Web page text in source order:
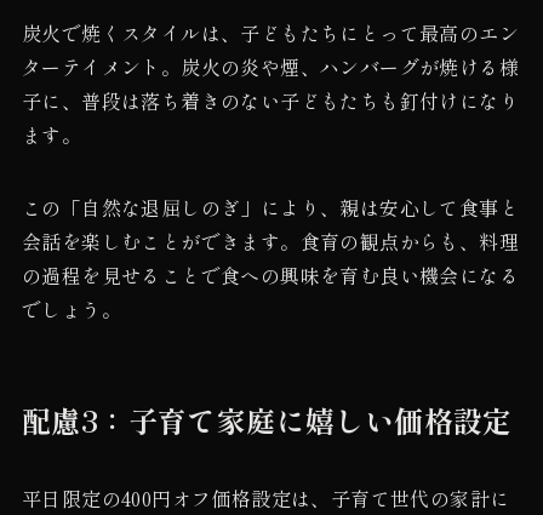
炭火で焼くスタイルは、子どもたちにとって最高のエン
ターテイメント。炭火の炎や煙、ハンバーグが焼ける様
子に、普段は落ち着きのない子どもたちも釘付けになり
ます。
この「自然な退屈しのぎ」により、親は安心して食事と
会話を楽しむことができます。食育の観点からも、料理
の過程を見せることで食への興味を育む良い機会になる
でしょう。
配慮3：子育て家庭に嬉しい価格設定
平日限定の400円オフ価格設定は、子育て世代の家計に